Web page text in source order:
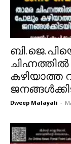
കഴിയാത്ത
Dweep Malayali -